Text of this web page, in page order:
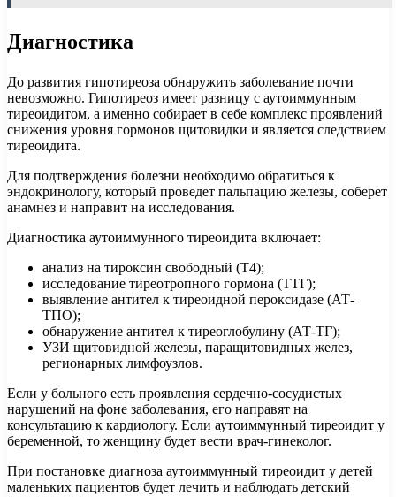
Диагностика
До развития гипотиреоза обнаружить заболевание почти
невозможно. Гипотиреоз имеет разницу с аутоиммунным
тиреоидитом, а именно собирает в себе комплекс проявлений
снижения уровня гормонов щитовидки и является следствием
тиреоидита.
Для подтверждения болезни необходимо обратиться к
эндокринологу, который проведет пальпацию железы, соберет
анамнез и направит на исследования.
Диагностика аутоиммунного тиреоидита включает:
анализ на тироксин свободный (Т4);
исследование тиреотропного гормона (ТТГ);
выявление антител к тиреоидной пероксидазе (АТ-
ТПО);
обнаружение антител к тиреоглобулину (АТ-ТГ);
УЗИ щитовидной железы, паращитовидных желез,
регионарных лимфоузлов.
Если у больного есть проявления сердечно-сосудистых
нарушений на фоне заболевания, его направят на
консультацию к кардиологу. Если аутоиммунный тиреоидит у
беременной, то женщину будет вести врач-гинеколог.
При постановке диагноза аутоиммунный тиреоидит у детей
маленьких пациентов будет лечить и наблюдать детский